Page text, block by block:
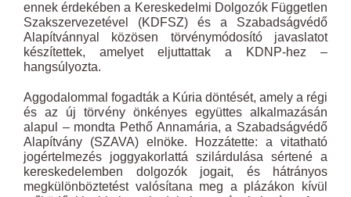
ennek érdekében a Kereskedelmi Dolgozók Független
Szakszervezetével (KDFSZ) és a Szabadságvédő
Alapítvánnyal közösen törvénymódosító javaslatot
készítettek, amelyet eljuttattak a KDNP-hez –
hangsúlyozta.
Aggodalommal fogadták a Kúria döntését, amely a régi
és az új törvény önkényes együttes alkalmazásán
alapul – mondta Pethő Annamária, a Szabadságvédő
Alapítvány (SZAVA) elnöke. Hozzátette: a vitatható
jogértelmezés joggyakorlattá szilárdulása sértené a
kereskedelemben dolgozók jogait, és hátrányos
megkülönböztetést valósítana meg a plázákon kívül